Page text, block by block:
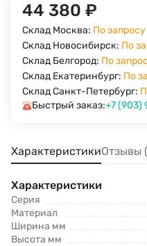
44 380 ₽
Склад Москва: По запросу
Склад Новосибирск: По
Склад Белгород: По
Склад Екатеринбург: По
Склад Санкт-Петербург:
Быстрый заказ:+7
ХарактеристикиОтзывы
Характеристики
Серия
Материал
Ширина мм
Высота мм